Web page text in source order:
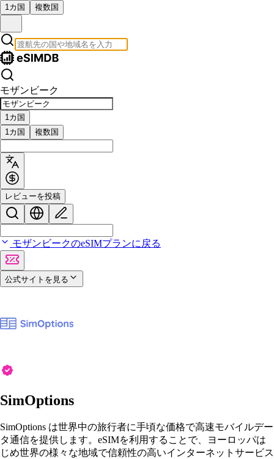
1カ国 複数国
モザンビーク
1カ国
1カ国
複数国
レビューを投稿
モザンビークのeSIMプランに戻る
公式サイトを見る
SimOptions
SimOptions は世界中の旅行者に手頃な価格で高速モバイルデー
タ通信を提供します。eSIMを利用することで、ヨーロッパは
じめ世界の様々な地域で信頼性の高いインターネットサービス